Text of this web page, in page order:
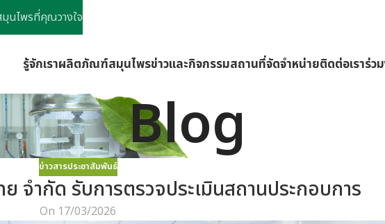
รู้จักเราผลิตภัณฑ์สมุนไพรข่าวและกิจกรรมสถานที่จัดจำหน่ายติดต่อเราร่ว
Blog
ข่าวสารประชาสัมพันธ์
จำกัด รับการตรวจประเมินสถานประกอบการ
On 17/03/2026
นไพรที่คุณวางใจ